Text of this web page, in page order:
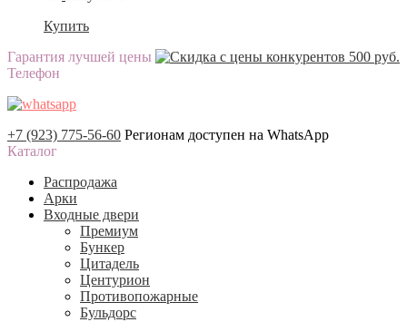
Купить
Гарантия лучшей цены
Телефон
+7 (923) 775-56-60 Регионам доступен на WhatsApp
Каталог
Распродажа
Арки
Входные двери
Премиум
Бункер
Цитадель
Центурион
Противопожарные
Бульдорс